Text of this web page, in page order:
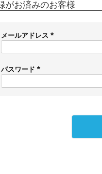
がお済みのお客様
メールアドレス
必
)
パスワード
必